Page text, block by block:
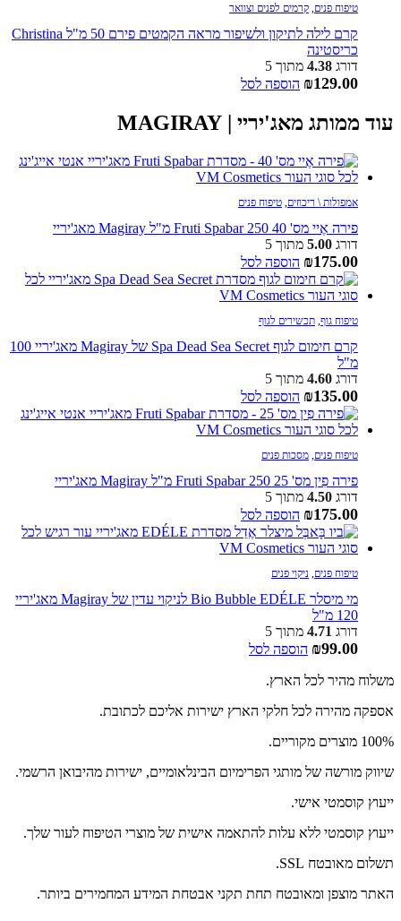
טיפוח פנים, קרמים לפנים וצוואר
קרם לילה לתיקון ולשיפור מראה הקמטים פירם 50 מ"ל Christina
כריסטינה
דורג 4.38 מתוך 5
₪129.00 הוספה לסל
עוד ממותג מאג'יריי | MAGIRAY
אמפולות \ ריכוזים, טיפוח פנים
פירה אֶיי מס' 40 Fruti Spabar 250 מ"ל Magiray מאג'יריי
דורג 5.00 מתוך 5
₪175.00 הוספה לסל
טיפוח גוף, תכשירים לגוף
קרם חימום לגוף Spa Dead Sea Secret של Magiray מאג'יריי 100
מ"ל
דורג 4.60 מתוך 5
₪135.00 הוספה לסל
טיפוח פנים, מסכות פנים
פירה פִין מס' 25 Fruti Spabar 250 מ"ל Magiray מאג'יריי
דורג 4.50 מתוך 5
₪175.00 הוספה לסל
טיפוח פנים, ניקוי פנים
מי מיסלר Bio Bubble EDÉLE לניקוי עדין של Magiray מאג'יריי
120 מ"ל
דורג 4.71 מתוך 5
₪99.00 הוספה לסל
משלוח מהיר לכל הארץ.
אספקה מהירה לכל חלקי הארץ ישירות אליכם לכתובת.
100% מוצרים מקוריים.
שיווק מורשה של מותגי הפרימיום הבינלאומיים, ישירות מהיבואן הרשמי.
ייעוץ קוסמטי אישי.
ייעוץ קוסמטי ללא עלות להתאמה אישית של מוצרי הטיפוח לעור שלך.
תשלום מאובטח SSL.
האתר מוצפן ומאובטח תחת תקני אבטחת המידע המחמירים ביותר.